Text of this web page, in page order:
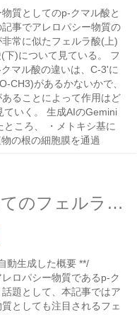
質としてのp-クマル酸と
事でアレロパシー物質の
常に似たフェルラ酸(上)
下)について見ている。 フ
マル酸の違いは、C-3'に
CH3)があるかないかで、
あることによって作用はど
ていく。 生成AIのGemini
ころ、 ・メトキシ基に
の根の細胞膜を通過
アレロパシー物質としてのフェルラ酸の構造
動生成した概要 **/
ロパシー物質であるp-ク
題として、本記事ではア
としても注目されるフェ